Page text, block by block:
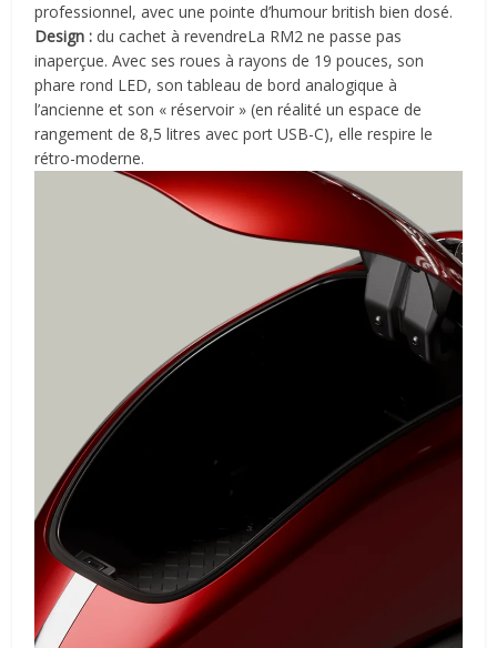
professionnel, avec une pointe d’humour british bien dosé.
Design : du cachet à revendreLa RM2 ne passe pas
inaperçue. Avec ses roues à rayons de 19 pouces, son
phare rond LED, son tableau de bord analogique à
l’ancienne et son « réservoir » (en réalité un espace de
rangement de 8,5 litres avec port USB-C), elle respire le
rétro-moderne.